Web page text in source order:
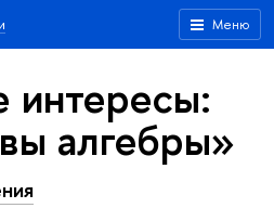
Меню
интересы:
алгебры»